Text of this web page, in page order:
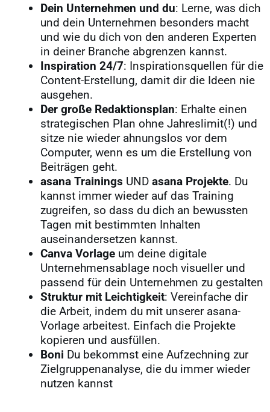
Dein Unternehmen und du: Lerne, was dich
und dein Unternehmen besonders macht
und wie du dich von den anderen Experten
in deiner Branche abgrenzen kannst.
Inspiration 24/7: Inspirationsquellen für die
Content-Erstellung, damit dir die Ideen nie
ausgehen.
Der große Redaktionsplan: Erhalte einen
strategischen Plan ohne Jahreslimit(!) und
sitze nie wieder ahnungslos vor dem
Computer, wenn es um die Erstellung von
Beiträgen geht.
asana Trainings UND asana Projekte. Du
kannst immer wieder auf das Training
zugreifen, so dass du dich an bewussten
Tagen mit bestimmten Inhalten
auseinandersetzen kannst.
Canva Vorlage um deine digitale
Unternehmensablage noch visueller und
passend für dein Unternehmen zu gestalten
Struktur mit Leichtigkeit: Vereinfache dir
die Arbeit, indem du mit unserer asana-
Vorlage arbeitest. Einfach die Projekte
kopieren und ausfüllen.
Boni Du bekommst eine Aufzechning zur
Zielgruppenanalyse, die du immer wieder
nutzen kannst